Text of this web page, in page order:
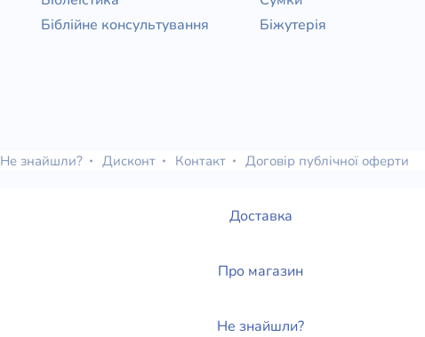
Біблійне консультування
Біжутерія
Не знайшли? Дисконт Контакт Договір публічної оферти
Доставка
Про магазин
Не знайшли?